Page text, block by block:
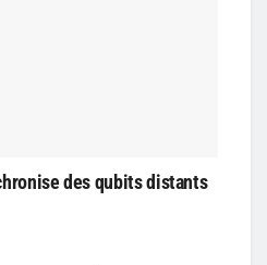
des qubits distants